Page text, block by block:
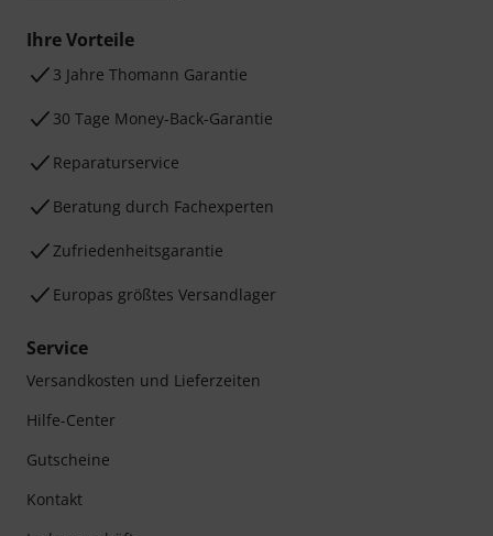
Ihre Vorteile
3 Jahre Thomann Garantie
30 Tage Money-Back-Garantie
Reparaturservice
Beratung durch Fachexperten
Zufriedenheitsgarantie
Europas größtes Versandlager
Service
Versandkosten und Lieferzeiten
Hilfe-Center
Gutscheine
Kontakt